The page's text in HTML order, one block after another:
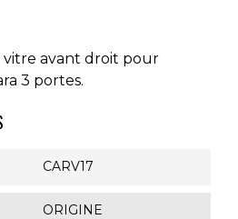
vitre avant droit pour
3 portes.
CARV17
ORIGINE